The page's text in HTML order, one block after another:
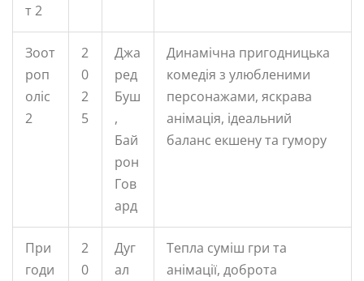
т 2
Зоот
роп
оліс
2
2
0
2
5
Джа
ред
Буш
,
Бай
рон
Гов
ард
Динамічна пригодницька
комедія з улюбленими
персонажами, яскрава
анімація, ідеальний
баланс екшену та гумору
При
годи
2
0
Дуг
ал
Тепла суміш гри та
анімації, доброта